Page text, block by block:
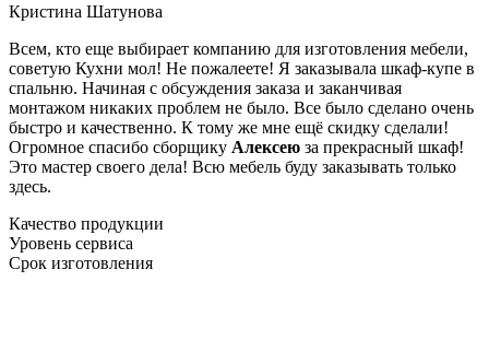
Кристина Шатунова
Всем, кто еще выбирает компанию для изготовления мебели,
советую Кухни мол! Не пожалеете! Я заказывала шкаф-купе в
спальню. Начиная с обсуждения заказа и заканчивая
монтажом никаких проблем не было. Все было сделано очень
быстро и качественно. К тому же мне ещё скидку сделали!
Огромное спасибо сборщику Алексею за прекрасный шкаф!
Это мастер своего дела! Всю мебель буду заказывать только
здесь.
Качество продукции
Уровень сервиса
Срок изготовления